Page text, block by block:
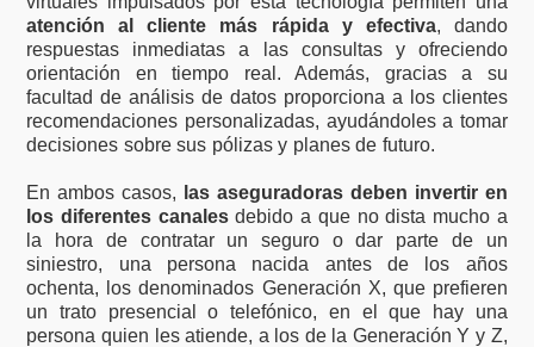
atención al cliente más rápida y efectiva, dando
respuestas inmediatas a las consultas y ofreciendo
orientación en tiempo real. Además, gracias a su
facultad de análisis de datos proporciona a los clientes
recomendaciones personalizadas, ayudándoles a tomar
decisiones sobre sus pólizas y planes de futuro.
En ambos casos,
las aseguradoras deben invertir en
los diferentes canalesdebido a que no dista mucho a
la hora de contratar un seguro o dar parte de un
siniestro, una persona nacida antes de los años
ochenta, los denominados Generación X, que prefieren
un trato presencial o telefónico, en el que hay una
persona quien les atiende, a los de la Generación Y y Z,